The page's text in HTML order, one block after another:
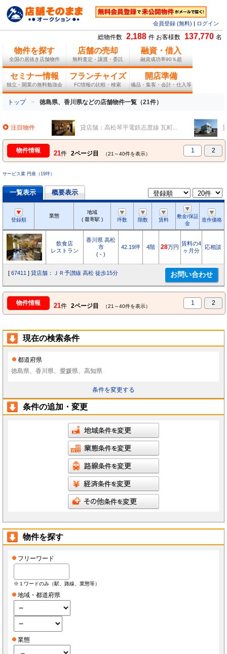
会員登録 (無料) ログイン
総物件数 2,188 件 お客様数 137,770 名
物件を探す
全国の居抜き店舗物件
店舗の売却
無料査定・譲渡・委託
融資・借入
融資成功率90％超
セミナー情報
独立・開業の無料勉強会
フランチャイズ
FC情報の比較・検索
開店準備
備品・集客・会計・仕入等
トップ 徳島県、香川県などの店舗物件一覧（21件）
注目物件 貸店舗：高松琴平電鉄志度線 瓦町...
物件情報 21件 2ページ目 （21～40件を表示） 1 2
サービス業 円座（19坪）
一覧表示 概要表示
登録順
業態
地域
( 最寄駅 )
坪数 階数 賃料
敷金/保証
金
造作価格
飲食店
レストラン
香川県 高松
市
( - )
42.19坪 4階 28万円
賃料の4
ヶ月分
応相談
[ 67411 ] 貸店舗：ＪＲ予讃線 高松 徒歩15分
物件情報 21件 2ページ目 （21～40件を表示） 1 2
現在の検索条件
都道府県
徳島県、香川県、愛媛県、高知県
条件を変更する
条件の追加・変更
物件を探す
フリーワード
※１ワードのみ（駅、路線、業態等）
地域・都道府県
業態